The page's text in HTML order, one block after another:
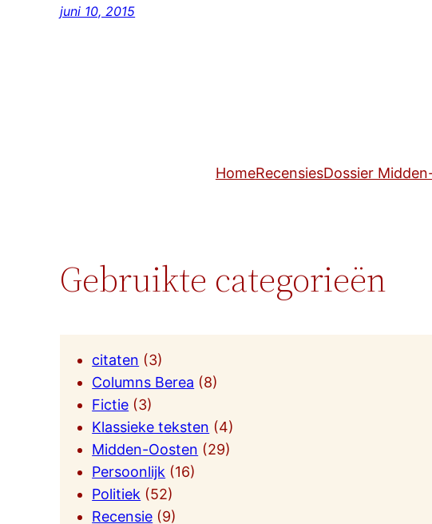
juni 10, 2015
HomeRecensiesDossier
Gebruikte categorieën
citaten (3)
Columns Berea (8)
Fictie (3)
Klassieke teksten (4)
Midden-Oosten (29)
Persoonlijk (16)
Politiek (52)
Recensie (9)